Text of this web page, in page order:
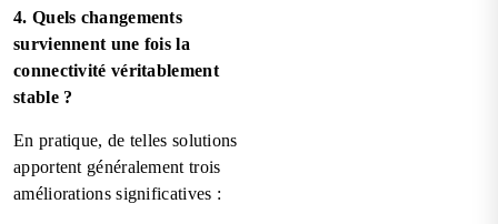
4. Quels changements
surviennent une fois la
connectivité véritablement
stable ?
En pratique, de telles solutions
apportent généralement trois
améliorations significatives :